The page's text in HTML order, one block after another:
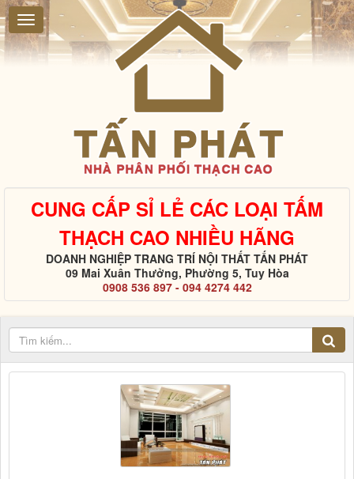
CUNG CẤP SỈ LẺ CÁC LOẠI TẤM
THẠCH CAO NHIỀU HÃNG
DOANH NGHIỆP TRANG TRÍ NỘI THẤT TẤN PHÁT
09 Mai Xuân Thưởng, Phường 5, Tuy Hòa
0908 536 897 - 094 4274 442